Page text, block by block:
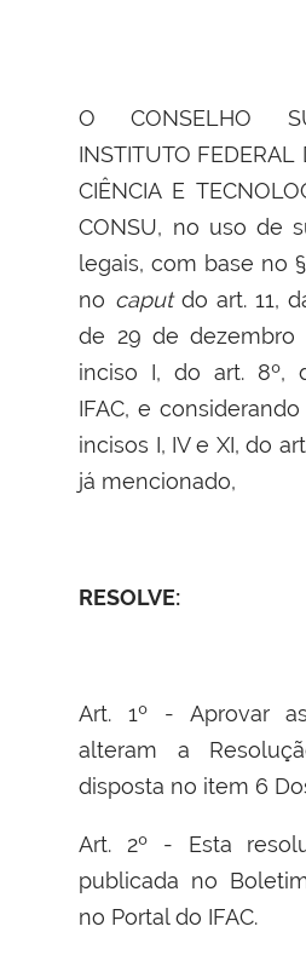
O CONSELHO
INSTITUTO FEDERAL
CIÊNCIA E
CONSU, no uso de
legais, com base no
no caput do art. 11,
de 29 de
inciso I, do art. 8º,
IFAC, e
incisos I, IV e XI, do
já mencionado,
RESOLVE:
Art. 1º - Aprovar
alteram a
disposta no item 6
Art. 2º - Esta
publicada no
no Portal do IFAC.